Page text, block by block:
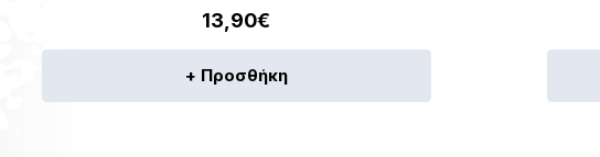
13,90€
+ Προσθήκη